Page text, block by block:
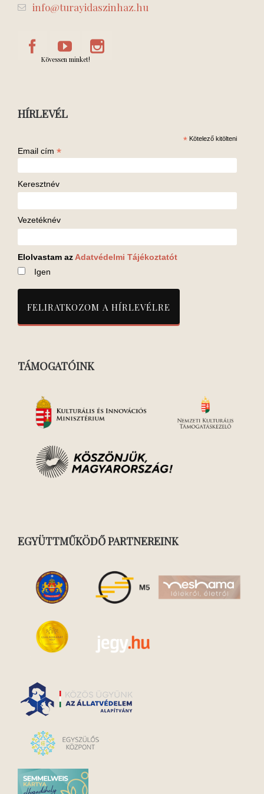
info@turayidaszinhaz.hu
Kövessen minket!
HÍRLEVÉL
* Kötelező kitölteni
Email cím *
Keresztnév
Vezetéknév
Elolvastam az Adatvédelmi Tájékoztatót
Igen
TÁMOGATÓINK
EGYÜTTMŰKÖDŐ PARTNEREINK